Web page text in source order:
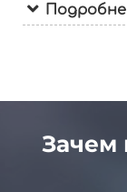
Зачем